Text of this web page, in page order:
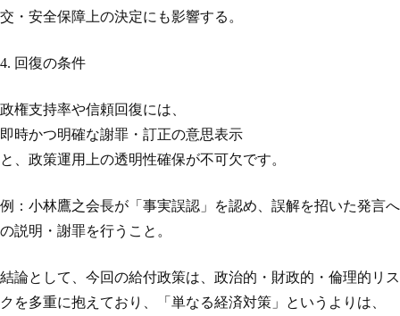
交・安全保障上の決定にも影響する。
4. 回復の条件
政権支持率や信頼回復には、
即時かつ明確な謝罪・訂正の意思表示
と、政策運用上の透明性確保が不可欠です。
例：小林鷹之会長が「事実誤認」を認め、誤解を招いた発言へ
の説明・謝罪を行うこと。
結論として、今回の給付政策は、政治的・財政的・倫理的リス
クを多重に抱えており、「単なる経済対策」というよりは、